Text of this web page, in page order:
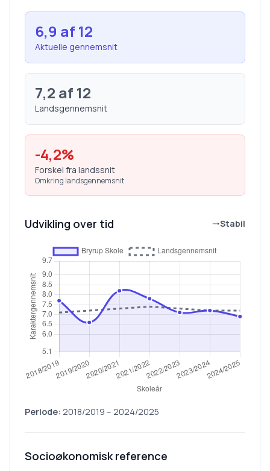
6,9 af 12
Aktuelle gennemsnit
7,2 af 12
Landsgennemsnit
-4,2%
Forskel fra landssnit
Omkring landsgennemsnit
Udvikling over tid Stabil
Periode: 2018/2019 – 2024/2025
Socioøkonomisk reference